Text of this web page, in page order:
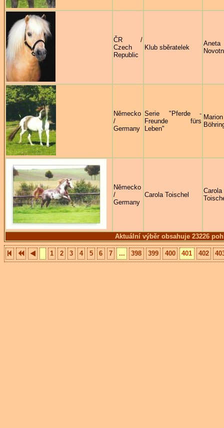
Aktuální výběr obsahuje 23226
ČR /
Czech
Republic
Klub sběratelek
Aneta
Německo
/
Germany
Serie "Pferde -
Freunde fürs
Leben"
Marion
Německo
/
Germany
Carola Toischel
Carola
1 2 3 4 5 6 7 ... 398 399 400 401 402